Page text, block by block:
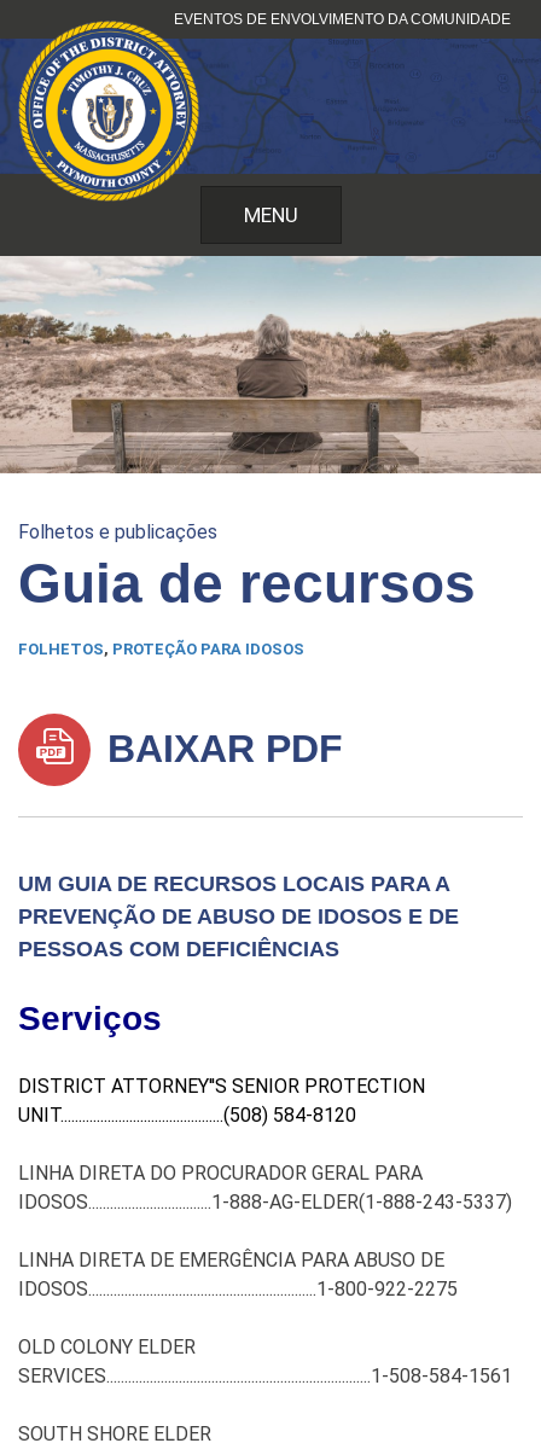
para
o
conteúdo
EVENTOS DE ENVOLVIMENTO DA COMUNIDADE
MENU
Folhetos e publicações
Guia de recursos
FOLHETOS, PROTEÇÃO PARA IDOSOS
BAIXAR PDF
UM GUIA DE RECURSOS LOCAIS PARA A
PREVENÇÃO DE ABUSO DE IDOSOS E DE
PESSOAS COM DEFICIÊNCIAS
Serviços
DISTRICT ATTORNEY''S SENIOR PROTECTION
UNIT.............................................(508) 584-8120
LINHA DIRETA DO PROCURADOR GERAL PARA
IDOSOS..................................1-888-AG-ELDER(1-888-243-5337)
LINHA DIRETA DE EMERGÊNCIA PARA ABUSO DE
IDOSOS...............................................................1-800-922-2275
OLD COLONY ELDER
SERVICES.........................................................................1-508-584-1561
SOUTH SHORE ELDER